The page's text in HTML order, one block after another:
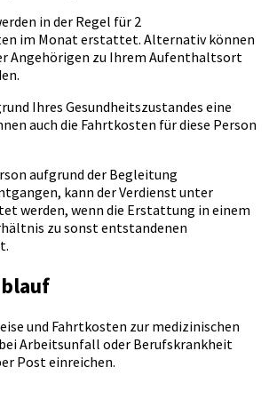
in der Regel für 2
im Monat erstattet. Alternativ können
Angehörigen zu Ihrem Aufenthaltsort
Ihres Gesundheitszustandes eine
auch die Fahrtkosten für diese Person
aufgrund der Begleitung
kann der Verdienst unter
werden, wenn die Erstattung in einem
zu sonst entstandenen
und Fahrtkosten zur medizinischen
Arbeitsunfall oder Berufskrankheit
Post einreichen.